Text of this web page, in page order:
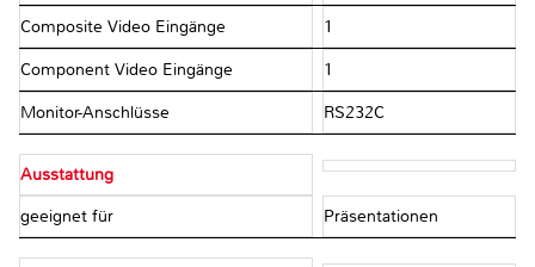
Composite Video Eingänge 1
Component Video Eingänge 1
Monitor-Anschlüsse RS232C
Ausstattung
geeignet für Präsentationen